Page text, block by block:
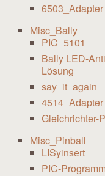
6503_Adapter
Misc_Bally
PIC_5101
Bally LED-
Lösung
say_it_again
4514_Adapter
Gleichrichter-
Misc_Pinball
LISyinsert
PIC-